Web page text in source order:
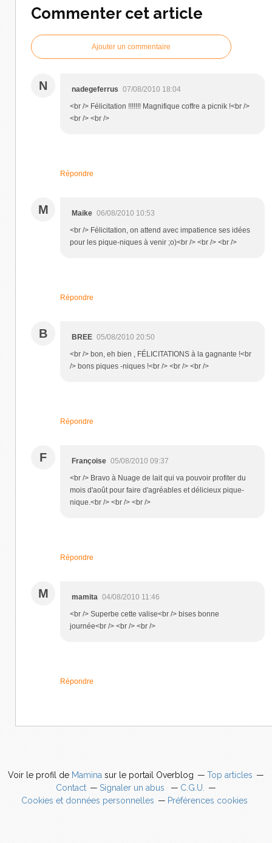
Commenter cet article
Ajouter un commentaire
N nadegeferrus 07/08/2010 18:04
<br /> Félicitation !!!!!!! Magnifique coffre a picnik !<br />
<br /> <br />
Répondre
M Maike 06/08/2010 10:53
<br /> Félicitation, on attend avec impatience ses idées
pour les pique-niques à venir ;o)<br /> <br /> <br />
Répondre
B BREE 05/08/2010 20:50
<br /> bon, eh bien , FÉLICITATIONS à la gagnante !<br
/> bons piques -niques !<br /> <br /> <br />
Répondre
F Françoise 05/08/2010 09:37
<br /> Bravo à Nuage de lait qui va pouvoir profiter du
mois d'août pour faire d'agréables et délicieux pique-
nique.<br /> <br /> <br />
Répondre
M mamita 04/08/2010 11:46
<br /> Superbe cette valise<br /> bises bonne
journée<br /> <br /> <br />
Répondre
Voir le profil de Mamina sur le portail Overblog
Top articles
Contact
Signaler un abus
C.G.U.
Cookies et données personnelles
Préférences cookies